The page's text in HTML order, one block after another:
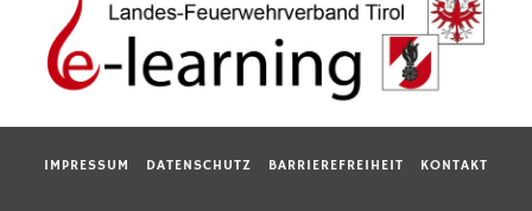
IMPRESSUM DATENSCHUTZ BARRIEREFREIHEIT KONTAKT